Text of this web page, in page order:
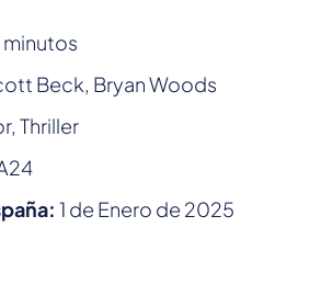
minutos
Beck, Bryan Woods
Thriller
1 de Enero de 2025